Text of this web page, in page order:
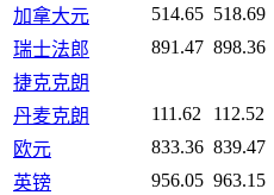
加拿大元
514.65 518.69
瑞士法郎
891.47 898.36
捷克克朗
丹麦克朗
111.62 112.52
欧元
833.36 839.47
英镑
956.05 963.15